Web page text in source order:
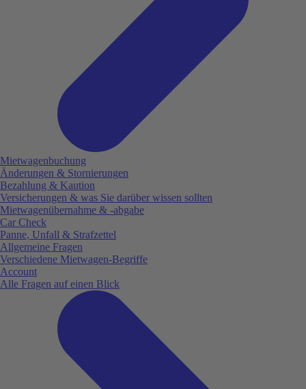
Mietwagenbuchung
Änderungen & Stornierungen
Bezahlung & Kaution
Versicherungen & was Sie darüber wissen sollten
Mietwagenübernahme & -abgabe
Car Check
Panne, Unfall & Strafzettel
Allgemeine Fragen
Verschiedene Mietwagen-Begriffe
Account
Alle Fragen auf einen Blick